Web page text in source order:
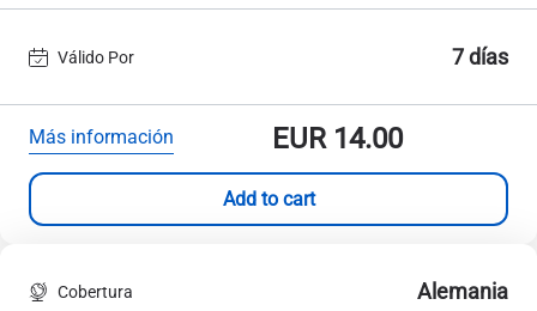
Válido Por 7 días
Más información EUR14.00
Add to cart
Cobertura Alemania